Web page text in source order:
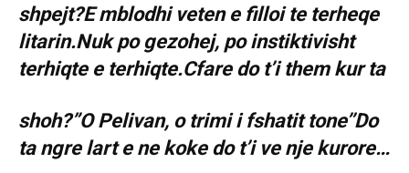
shpejt?E mblodhi veten e filloi te terheqe
litarin.Nuk po gezohej, po instiktivisht
terhiqte e terhiqte.Cfare do t’i them kur ta
shoh?”O Pelivan, o trimi i fshatit tone’’Do
ta ngre lart e ne koke do t’i ve nje kurore…